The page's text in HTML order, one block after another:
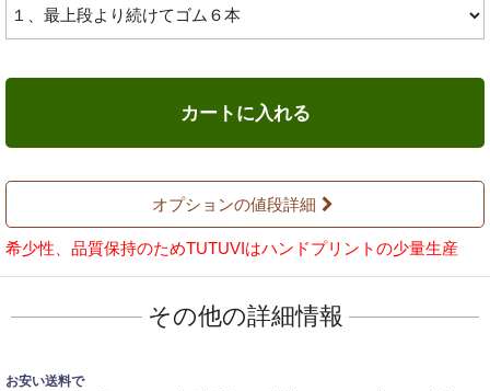
カートに入れる
オプションの値段詳細
希少性、品質保持のためTUTUVIはハンドプリントの少量生産
その他の詳細情報
お安い送料で